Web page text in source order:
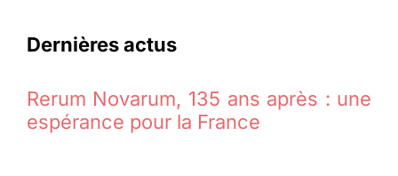
Dernières actus
Rerum Novarum, 135 ans après : une
espérance pour la France